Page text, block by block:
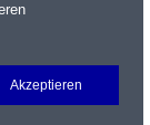
Login
Akzeptieren